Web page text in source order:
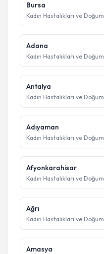
Bursa
Kadın Hastalıkları ve Doğum
Adana
Kadın Hastalıkları ve Doğum
Antalya
Kadın Hastalıkları ve Doğum
Adıyaman
Kadın Hastalıkları ve Doğum
Afyonkarahisar
Kadın Hastalıkları ve Doğum
Ağrı
Kadın Hastalıkları ve Doğum
Amasya